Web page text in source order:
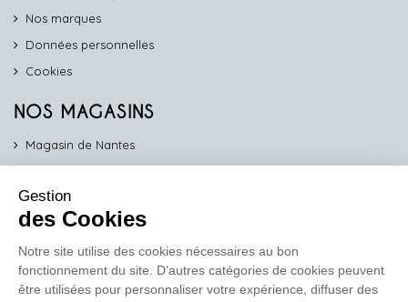
Nos marques
Données personnelles
Cookies
NOS MAGASINS
Magasin de Nantes
Magasin de Vannes
Magasin d'Orléans
COMPTOIR PRO
Gestion
des Cookies
Notre site utilise des cookies nécessaires au bon
fonctionnement du site. D’autres catégories de cookies peuvent
être utilisées pour personnaliser votre expérience, diffuser des